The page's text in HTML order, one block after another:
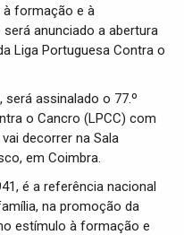
à formação e à
anunciado a abertura
Liga Portuguesa Contra o
será assinalado o 77.º
o Cancro (LPCC) com
decorrer na Sala
em Coimbra.
é a referência nacional
na promoção da
estímulo à formação e